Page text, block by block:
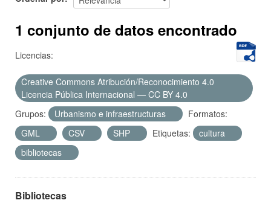
Acerca de
1 conjunto de datos encontrado
Licencias:
Creative Commons Atribución/Reconocimiento 4.0
Licencia Pública Internacional — CC BY 4.0
Grupos:
Urbanismo e infraestructuras
Formatos:
GML
CSV SHP Etiquetas:
cultura
bibliotecas
Bibliotecas